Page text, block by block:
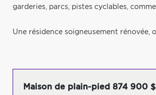
garderies, parcs, pistes cyclables,
Une résidence soigneusement
Maison de plain-pied 874 900 $